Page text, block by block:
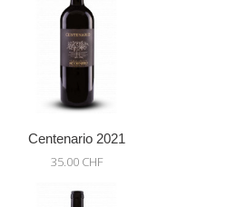
Centenario 2021
35.00 CHF